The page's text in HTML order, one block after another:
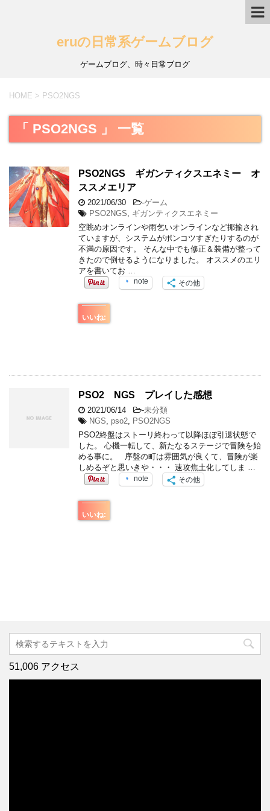
eruの日常系ゲームブログ
ゲームブログ、時々日常ブログ
HOME > PSO2NGS
「 PSO2NGS 」 一覧
PSO2NGS ギガンティクスエネミー オ
ススメエリア
2021/06/30 -ゲーム
PSO2NGS
ギガンティクスエネミー
空眺めオンラインや雨乞いオンラインなど揶揄され
ていますが、システムがポンコツすぎたりするのが
不満の原因です。 そんな中でも修正＆装備が整って
きたので倒せるようになりました。 オススメのエリ
アを書いてお …
note その他
いいね:
PSO2 NGS プレイした感想
2021/06/14 -未分類
NGS, pso2, PSO2NGS
PSO2終盤はストーリ終わって以降ほぼ引退状態で
した。 心機一転して、新たなるステージで冒険を始
める事に。 序盤の町は雰囲気が良くて、冒険が楽
しめるぞと思いきや・・・ 速攻焦土化してしま …
note その他
いいね:
51,006 アクセス